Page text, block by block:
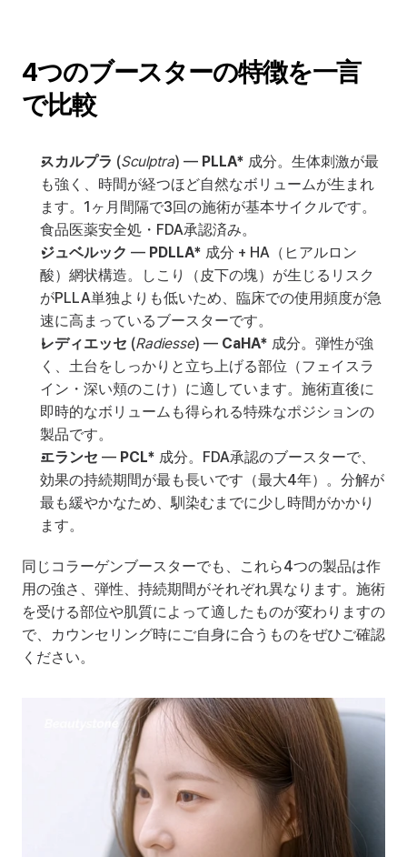
4つのブースターの特徴を一言
で比較
スカルプラ (Sculptra) — PLLA* 成分。生体刺激が最
も強く、時間が経つほど自然なボリュームが生まれ
ます。1ヶ月間隔で3回の施術が基本サイクルです。
食品医薬安全処・FDA承認済み。
ジュベルック — PDLLA* 成分 + HA（ヒアルロン
酸）網状構造。しこり（皮下の塊）が生じるリスク
がPLLA単独よりも低いため、臨床での使用頻度が急
速に高まっているブースターです。
レディエッセ (Radiesse) — CaHA* 成分。弾性が強
く、土台をしっかりと立ち上げる部位（フェイスラ
イン・深い頬のこけ）に適しています。施術直後に
即時的なボリュームも得られる特殊なポジションの
製品です。
エランセ — PCL* 成分。FDA承認のブースターで、
効果の持続期間が最も長いです（最大4年）。分解が
最も緩やかなため、馴染むまでに少し時間がかかり
ます。
同じコラーゲンブースターでも、これら4つの製品は作
用の強さ、弾性、持続期間がそれぞれ異なります。施術
を受ける部位や肌質によって適したものが変わりますの
で、カウンセリング時にご自身に合うものをぜひご確認
ください。